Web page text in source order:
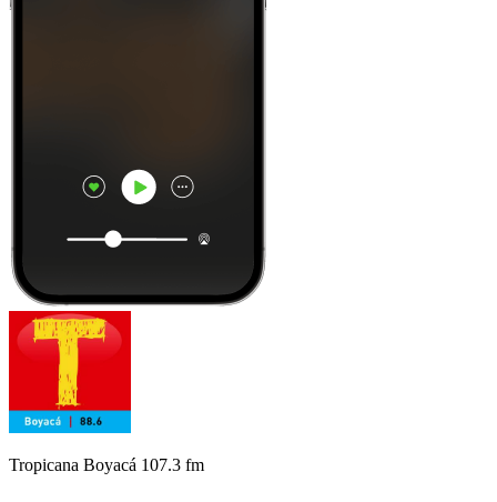
Tropicana Boyacá 107.3 fm